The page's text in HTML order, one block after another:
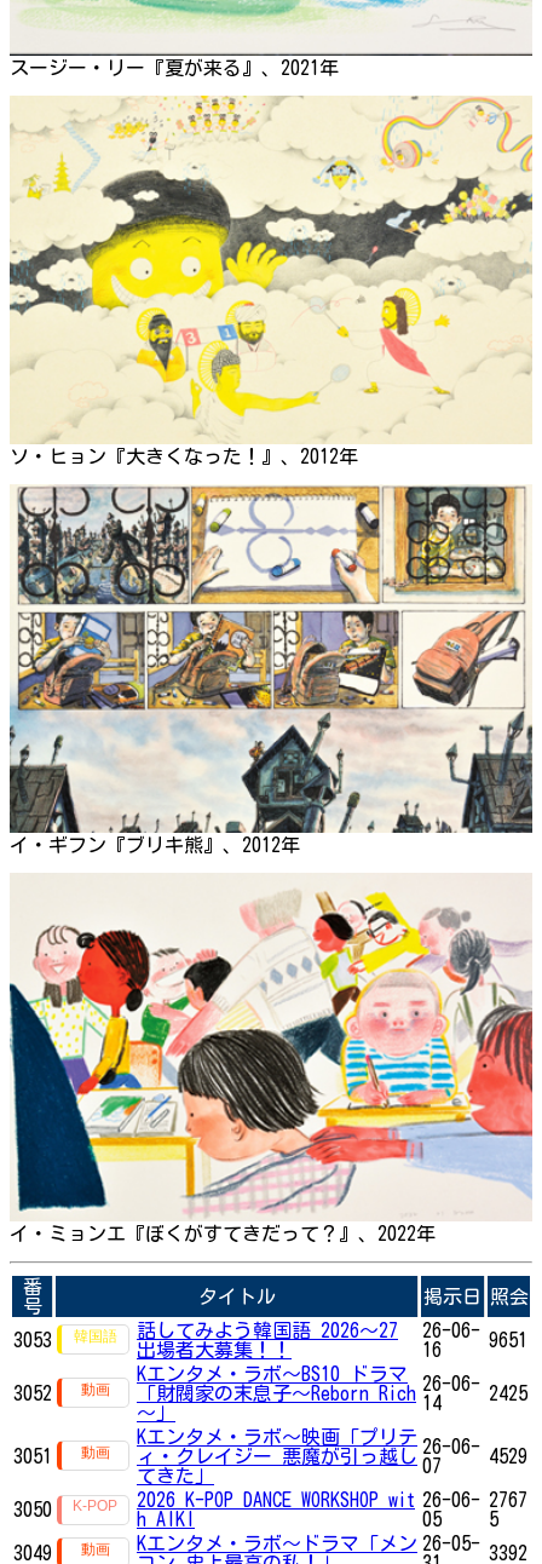
スージー・リー『夏が来る』、2021年
ソ・ヒョン『大きくなった！』、2012年
イ・ギフン『ブリキ熊』、2012年
イ・ミョンエ『ぼくがすてきだって？』、2022年
番
号
タイトル 掲示日 照会
3053
話してみよう韓国語 2026～27
出場者大募集！！
26-06-
16
9651
3052
Kエンタメ・ラボ～BS10 ドラマ
「財閥家の末息子～Reborn Rich
～」
26-06-
14
2425
3051
Kエンタメ・ラボ～映画「プリテ
ィ・クレイジー 悪魔が引っ越し
てきた」
26-06-
07
4529
3050
2026 K-POP DANCE WORKSHOP wit
h AIKI
26-06-
05
2767
5
3049
Kエンタメ・ラボ～ドラマ「メン 26-05- 3392